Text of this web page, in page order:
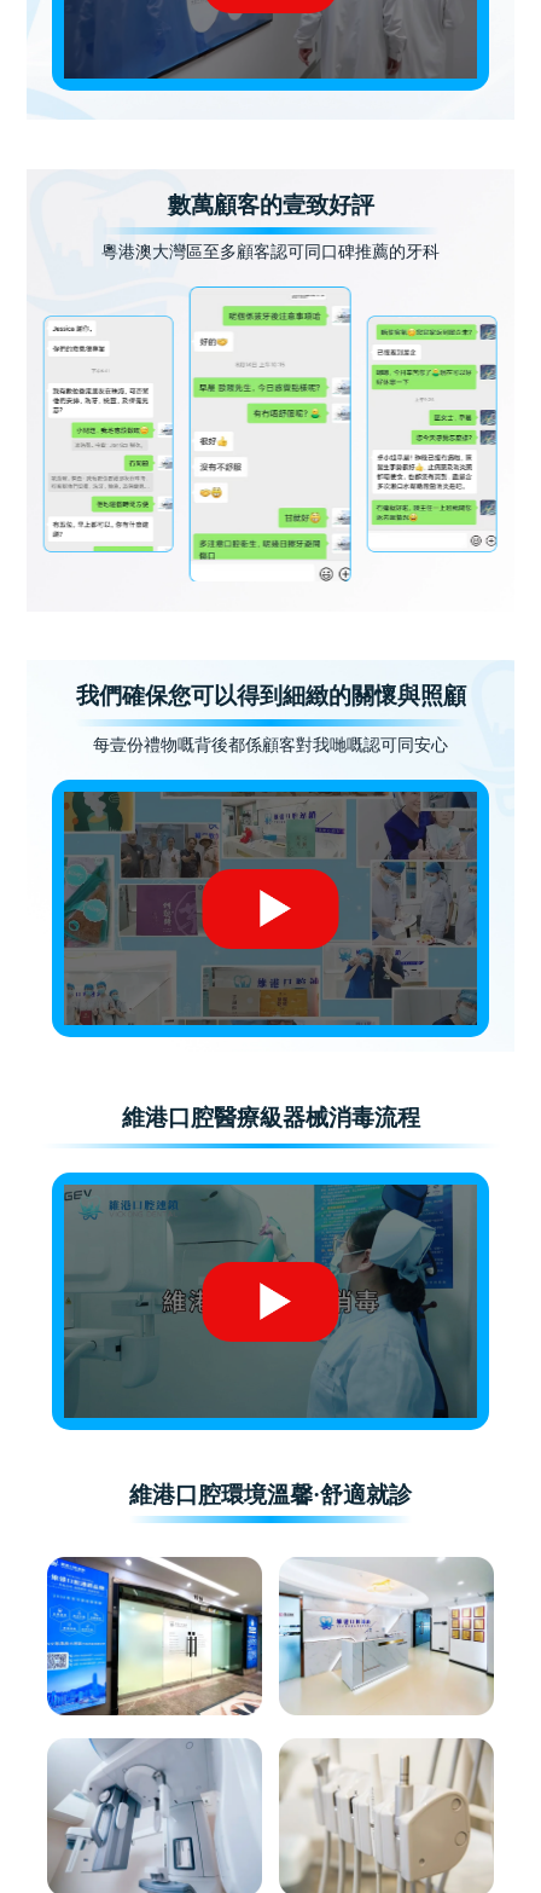
數萬顧客的壹致好評
粵港澳大灣區至多顧客認可同口碑推薦的牙科
我們確保您可以得到細緻的關懷與照顧
每壹份禮物嘅背後都係顧客對我哋嘅認可同安心
維港口腔醫療級器械消毒流程
維港口腔環境溫馨·舒適就診